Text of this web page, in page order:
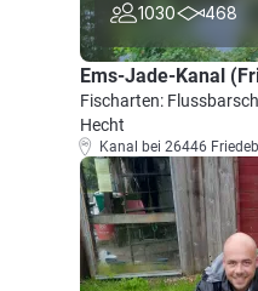
1030 468
Ems-Jade-Kanal
Fischarten:
Hecht
Kanal bei 26446